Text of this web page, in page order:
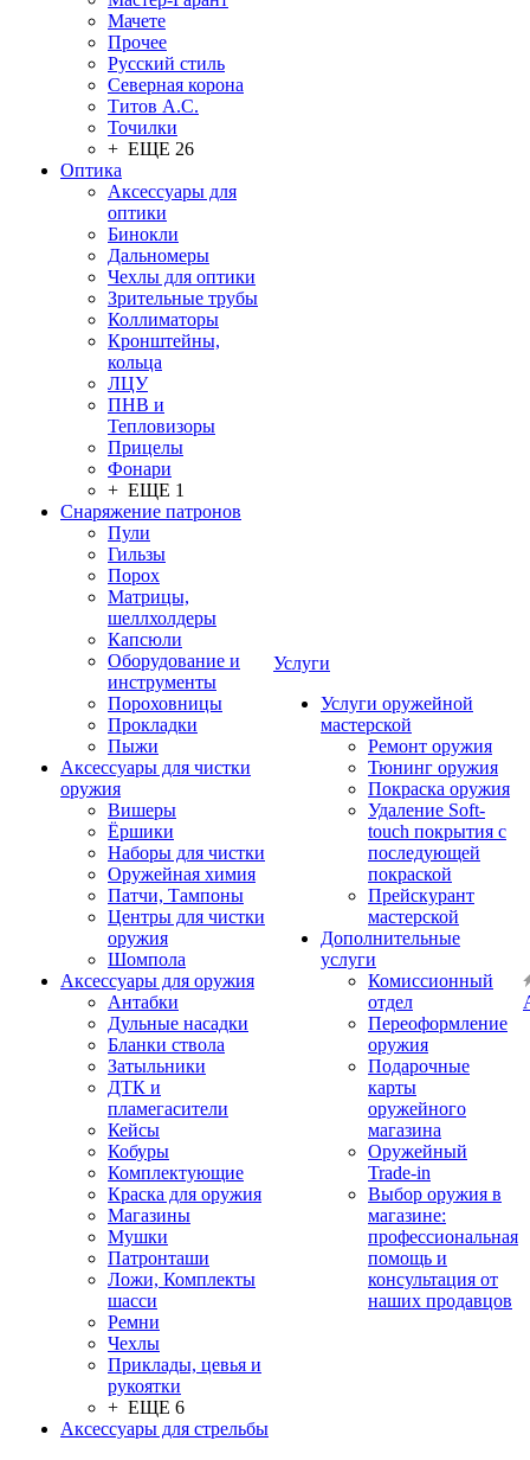
Мачете
Прочее
Русский стиль
Северная корона
Титов А.С.
Точилки
+ ЕЩЕ 26
Оптика
Аксессуары для
оптики
Бинокли
Дальномеры
Чехлы для оптики
Зрительные трубы
Коллиматоры
Кронштейны,
кольца
ЛЦУ
ПНВ и
Тепловизоры
Прицелы
Фонари
+ ЕЩЕ 1
Снаряжение патронов
Пули
Гильзы
Порох
Матрицы,
шеллхолдеры
Капсюли
Оборудование и
инструменты
Пороховницы
Прокладки
Пыжи
Аксессуары для чистки
оружия
Вишеры
Ёршики
Наборы для чистки
Оружейная химия
Патчи, Тампоны
Центры для чистки
оружия
Шомпола
Аксессуары для оружия
Антабки
Дульные насадки
Бланки ствола
Затыльники
ДТК и
пламегасители
Кейсы
Кобуры
Комплектующие
Краска для оружия
Магазины
Мушки
Патронташи
Ложи, Комплекты
шасси
Ремни
Чехлы
Приклады, цевья и
рукоятки
+ ЕЩЕ 6
Аксессуары для стрельбы
Услуги
Услуги оружейной
мастерской
Ремонт оружия
Тюнинг оружия
Покраска оружия
Удаление Soft-
touch покрытия с
последующей
покраской
Прейскурант
мастерской
Дополнительные
услуги
Комиссионный
отдел
Переоформление
оружия
Подарочные
карты
оружейного
магазина
Оружейный
Trade-in
Выбор оружия в
магазине:
профессиональная
помощь и
консультация от
наших продавцов